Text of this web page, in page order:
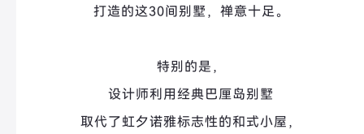
打造的这30间别墅，禅意十足。
特别的是，
设计师利用经典巴厘岛别墅
取代了虹夕诺雅标志性的和式小屋，